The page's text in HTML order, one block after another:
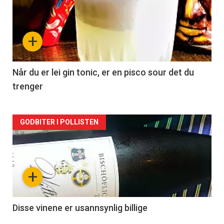
akkurat
nå
-
2
+
Når du er lei gin tonic, er en pisco sour det du
trenger
Forsiden
akkurat
nå
3
+
GODBITER I POLLISTEN
Disse vinene er usannsynlig billige